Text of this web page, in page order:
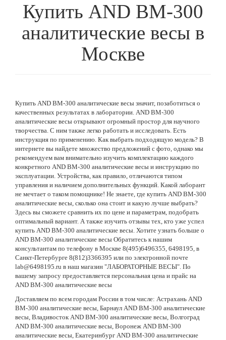
Купить AND BM-300
аналитические весы в
Москве
Купить AND BM-300 аналитические весы значит, позаботиться о
качественных результатах в лаборатории. AND BM-300
аналитические весы открывают огромный простор для научного
творчества. С ним также легко работать и исследовать. Есть
инструкция по применению. Как выбрать подходящую модель? В
интернете вы найдете множество предложений с фото, однако мы
рекомендуем вам внимательно изучить комплектацию каждого
конкретного AND BM-300 аналитические весы и инструкцию по
эксплуатации. Устройства, как правило, отличаются типом
управления и наличием дополнительных функций. Какой лаборант
не мечтает о таком помощнике! Не знаете, где купить AND BM-300
аналитические весы, сколько она стоит и какую лучше выбрать?
Здесь вы сможете сравнить их по цене и параметрам, подобрать
оптимальный вариант. А также изучить отзывы тех, кто уже успел
купить AND BM-300 аналитические весы. Хотите узнать больше о
AND BM-300 аналитические весы Обратитесь к нашим
консультантам по телефону в Москве 8(495)6496355, 6498195, в
Санкт-Петербурге 8(812)3366395 или по электронной почте
lab@6498195.ru в наш магазин "ЛАБОРАТОРНЫЕ ВЕСЫ". По
вашему запросу предоставляется персональная цена и прайс на
AND BM-300 аналитические весы
Доставляем по всем городам России в том числе: Астрахань AND
BM-300 аналитические весы, Барнаул AND BM-300 аналитические
весы, Владивосток AND BM-300 аналитические весы, Волгоград
AND BM-300 аналитические весы, Воронеж AND BM-300
аналитические весы, Екатеринбург AND BM-300 аналитические